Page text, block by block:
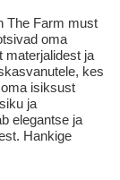
The Farm must
oma
materjalidest ja
kes
isiksust
ja
elegantse ja
Hankige